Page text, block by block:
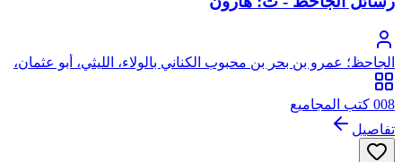
الجاحظ؛ عمرو بن بحر بن محبوب الكناني بالولاء، الليثي، أبو عثمان،
الشهير بالجاحظ
008 كتب المجاميع
تفاصيل